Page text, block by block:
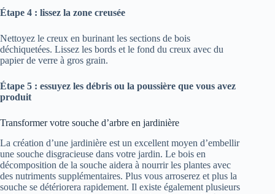
Étape 4 : lissez la zone creusée
Nettoyez le creux en burinant les sections de bois
déchiquetées. Lissez les bords et le fond du creux avec du
papier de verre à gros grain.
Étape 5 : essuyez les débris ou la poussière que vous avez
produit
Transformer votre souche d’arbre en jardinière
La création d’une jardinière est un excellent moyen d’embellir
une souche disgracieuse dans votre jardin. Le bois en
décomposition de la souche aidera à nourrir les plantes avec
des nutriments supplémentaires. Plus vous arroserez et plus la
souche se détériorera rapidement. Il existe également plusieurs